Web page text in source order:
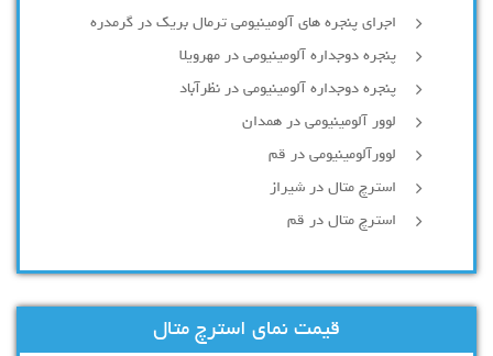
اجرای پنجره های آلومینیومی ترمال بریک در گرمدره
پنجره دوجداره آلومینیومی در مهرویلا
پنجره دوجداره آلومینیومی در نظرآباد
لوور آلومینیومی در همدان
لوورآلومینیومی در قم
استرچ متال در شیراز
استرچ متال در قم
قیمت نمای استرچ متال